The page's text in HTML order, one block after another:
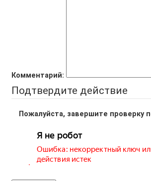
Комментарий:
Подтвердите действие
Пожалуйста, завершите проверку